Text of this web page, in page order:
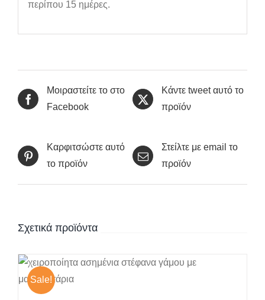
περίπου 15 ημέρες.
Μοιραστείτε το στο
Facebook
Κάντε tweet αυτό το
προϊόν
Καρφιτσώστε αυτό
το προϊόν
Στείλτε με email το
προϊόν
Σχετικά προϊόντα
Sale!